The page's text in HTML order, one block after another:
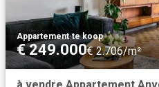
Appartement·te koop
€ 249.000€ 2.706/m²